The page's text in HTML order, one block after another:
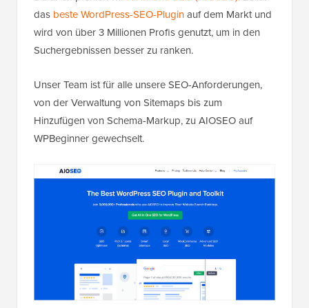
das beste WordPress-SEO-Pluginauf dem Markt und
wird von über 3 Millionen Profis genutzt, um in den
Suchergebnissen besser zu ranken.
Unser Team ist für alle unsere SEO-Anforderungen,
von der Verwaltung von Sitemaps bis zum
Hinzufügen von Schema-Markup, zu AIOSEO auf
WPBeginner gewechselt.